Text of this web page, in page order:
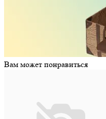
Вам может понравиться